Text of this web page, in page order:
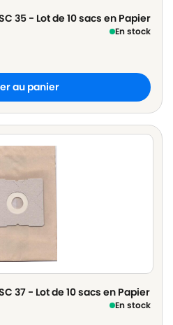
35 - Lot de 10 sacs en Papier
En stock
au panier
37 - Lot de 10 sacs en Papier
En stock